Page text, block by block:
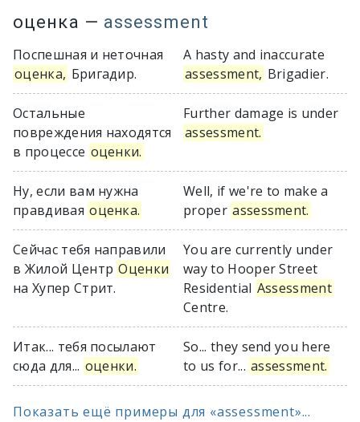
оценка — assessment
Поспешная и неточная
оценка, Бригадир.
A hasty and inaccurate
assessment, Brigadier.
Остальные
повреждения находятся
в процессе оценки.
Further damage is under
assessment.
Ну, если вам нужна
правдивая оценка.
Well, if we're to make a
proper assessment.
Сейчас тебя направили
в Жилой Центр Оценки
на Хупер Стрит.
You are currently under
way to Hooper Street
Residential Assessment
Centre.
Итак... тебя посылают
сюда для... оценки.
So... they send you here
to us for... assessment.
Показать ещё примеры для «assessment»...